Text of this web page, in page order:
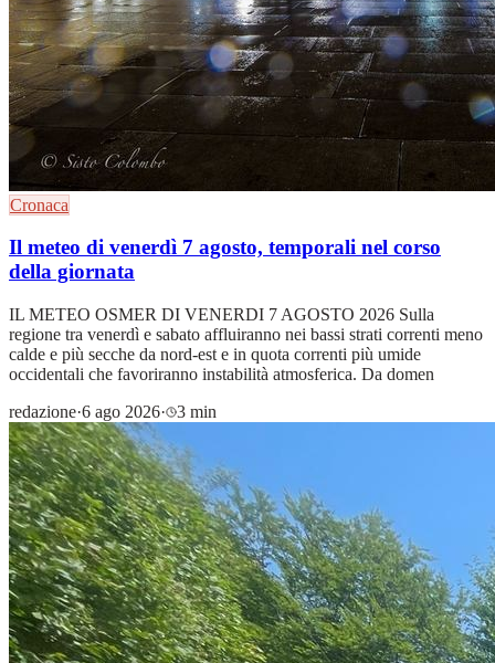
Cronaca
Il meteo di venerdì 7 agosto, temporali nel corso
della giornata
IL METEO OSMER DI VENERDI 7 AGOSTO 2026 Sulla
regione tra venerdì e sabato affluiranno nei bassi strati correnti meno
calde e più secche da nord-est e in quota correnti più umide
occidentali che favoriranno instabilità atmosferica. Da domen
redazione·6 ago 2026· 3 min